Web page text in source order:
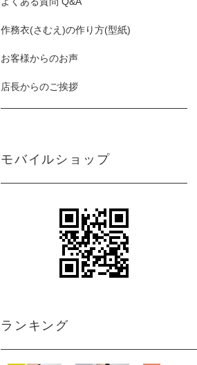
作務衣(さむえ)の作り方(型紙)
お客様からのお声
店長からのご挨拶
モバイルショップ
ランキング